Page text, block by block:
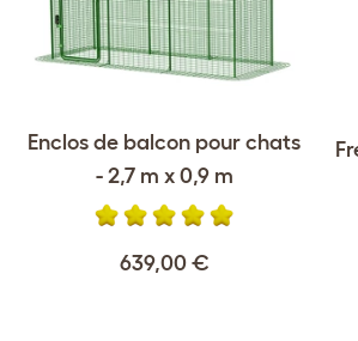
Enclos de balcon pour chats
- 2,7 m x 0,9 m
639,00 €